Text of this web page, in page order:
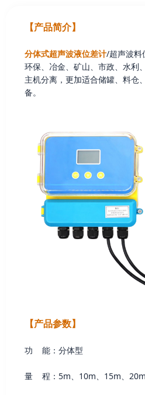
【产品简介】
分体式超声波液位差计/超声波料
环保、冶金、矿山、市政、水利
主机分离，更加适合储罐、料仓
备。
【产品参数】
功 能：分体型
量 程：5m、10m、15m、